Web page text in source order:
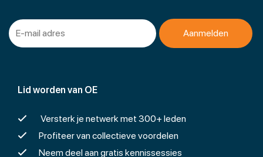
Lid worden van OE
Versterk je netwerk met 300+ leden
Profiteer van collectieve voordelen
Neem deel aan gratis kennissessies